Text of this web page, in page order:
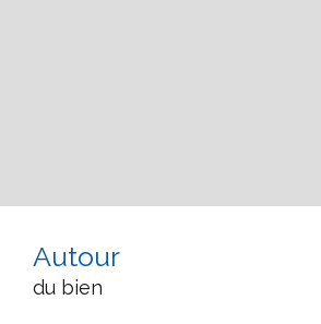
Autour
du bien